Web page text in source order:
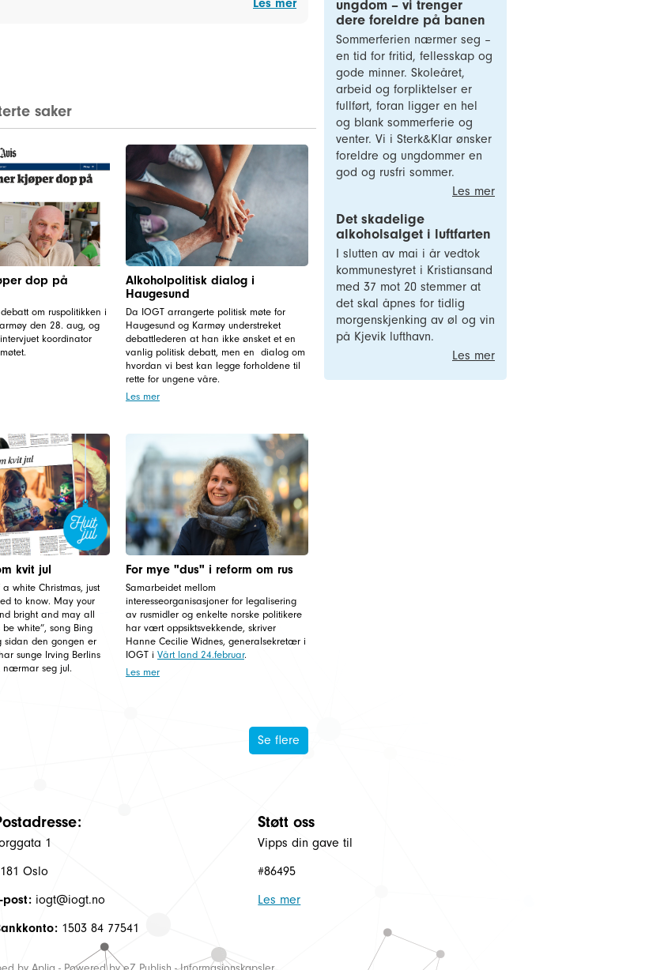
Les mer
saker
dop på
om ruspolitikken i
den 28. aug, og
koordinator
Alkoholpolitisk dialog i
Haugesund
Da IOGT arrangerte politisk møte for
Haugesund og Karmøy understreket
debattlederen at han ikke ønsket et en
vanlig politisk debatt, men en dialog om
hvordan vi best kan legge forholdene til
rette for ungene våre.
Les mer
kvit jul
a white Christmas, just
to know. May your
bright and may all
be white”, song Bing
sidan den gongen er
sunge Irving Berlins
nærmar seg jul.
For mye "dus" i reform om rus
Samarbeidet mellom
interesseorganisasjoner for legalisering
av rusmidler og enkelte norske politikere
har vært oppsiktsvekkende, skriver
Hanne Cecilie Widnes, generalsekretær i
IOGT i Vårt land 24.februar.
Les mer
Se flere
ungdom – vi trenger
dere foreldre på banen
Sommerferien nærmer seg –
en tid for fritid, fellesskap og
gode minner. Skoleåret,
arbeid og forpliktelser er
fullført, foran ligger en hel
og blank sommerferie og
venter. Vi i Sterk&Klar ønsker
foreldre og ungdommer en
god og rusfri sommer.
Les mer
Det skadelige
alkoholsalget i luftfarten
I slutten av mai i år vedtok
kommunestyret i Kristiansand
med 37 mot 20 stemmer at
det skal åpnes for tidlig
morgenskjenking av øl og vin
på Kjevik lufthavn.
Les mer
1
Oslo
post:iogt@iogt.no
1503 84 77541
Støtt oss
Vipps din gave til
#86495
Les mer